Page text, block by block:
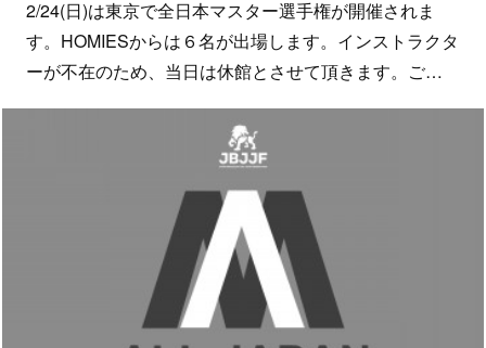
2/24(日)は東京で全日本マスター選手権が開催されま
す。HOMIESからは６名が出場します。インストラクタ
ーが不在のため、当日は休館とさせて頂きます。ご…